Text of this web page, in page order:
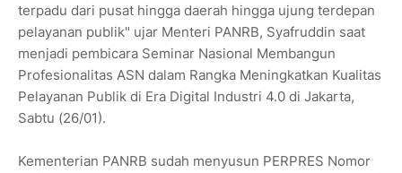
terpadu dari pusat hingga daerah hingga ujung terdepan
pelayanan publik" ujar Menteri PANRB, Syafruddin saat
menjadi pembicara Seminar Nasional Membangun
Profesionalitas ASN dalam Rangka Meningkatkan Kualitas
Pelayanan Publik di Era Digital Industri 4.0 di Jakarta,
Sabtu (26/01).
Kementerian PANRB sudah menyusun PERPRES Nomor